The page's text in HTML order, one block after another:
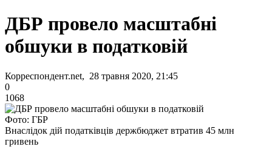
ДБР провело масштабні
обшуки в податковій
Корреспондент.net, 28 травня 2020, 21:45
0
1068
Фото: ГБР
Внаслідок дій податківців держбюджет втратив 45 млн
гривень